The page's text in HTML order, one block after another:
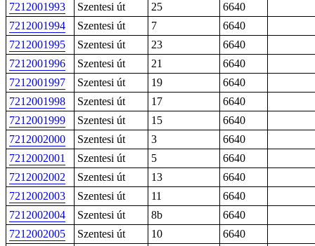
7212001993
Szentesi út 25
6640
7212001994
Szentesi út 7
6640
7212001995
Szentesi út 23
6640
7212001996
Szentesi út 21
6640
7212001997
Szentesi út 19
6640
7212001998
Szentesi út 17
6640
7212001999
Szentesi út 15
6640
7212002000
Szentesi út 3
6640
7212002001
Szentesi út 5
6640
7212002002
Szentesi út 13
6640
7212002003
Szentesi út 11
6640
7212002004
Szentesi út 8b
6640
7212002005
Szentesi út 10
6640